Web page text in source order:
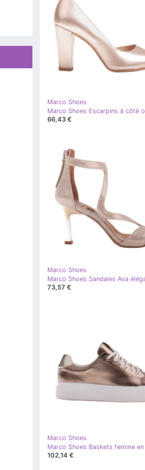
Marco Shoes
66,43 €
Marco Shoes
Marco Shoes Sandales Ava
73,57 €
Marco Shoes
102,14 €